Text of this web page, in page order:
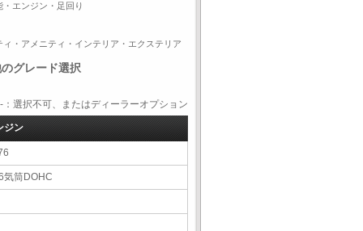
・エンジン・足回り
ィ・アメニティ・インテリア・エクステリア
グレード選択
択不可、またはディーラーオプション
ジン
気筒DOHC